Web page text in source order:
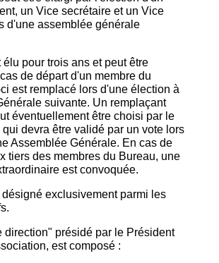
un Vice secrétaire et un Vice
d'une assemblée générale
élu pour trois ans et peut être
de départ d'un membre du
est remplacé lors d'une élection à
suivante. Un remplaçant
éventuellement être choisi par le
qui devra être validé par un vote lors
Assemblée Générale. En cas de
tiers des membres du Bureau, une
est convoquée.
désigné exclusivement parmi les
direction" présidé par le Président
est composé :